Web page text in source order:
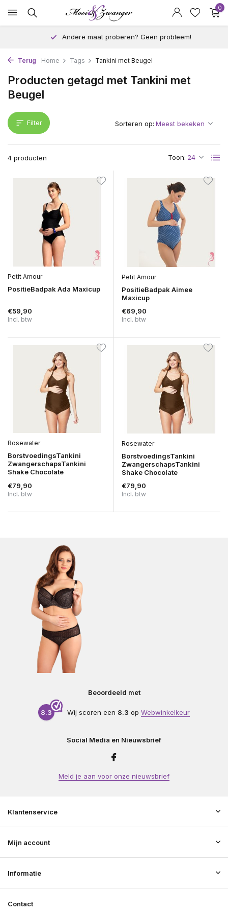
0
Andere maat proberen? Geen probleem!
Terug Home Tags Tankini met Beugel
Producten getagd met Tankini met
Beugel
Filter
4 producten Toon:
Sorteren op:
Petit Amour
PositieBadpak Ada Maxicup
€59,90
Incl. btw
Petit Amour
PositieBadpak Aimee
Maxicup
€69,90
Incl. btw
Rosewater
BorstvoedingsTankini
ZwangerschapsTankini
Shake Chocolate
€79,90
Incl. btw
Rosewater
BorstvoedingsTankini
ZwangerschapsTankini
Shake Chocolate
€79,90
Incl. btw
Beoordeeld met
8.3 Wij scoren een 8.3 op Webwinkelkeur
Social Media en Nieuwsbrief
Meld je aan voor onze nieuwsbrief
Klantenservice
Mijn account
Informatie
Contact